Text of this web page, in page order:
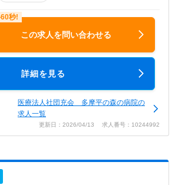
この求人を問い合わせる
詳細を見る
医療法人社団充会 多摩平の森の病院の
求人一覧
更新日：2026/04/13 求人番号：10244992